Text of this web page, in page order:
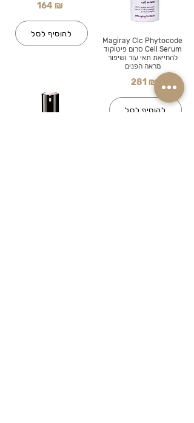
164 ₪
להוסיף לסל
Magiray Clc Phytocode
Cell Serum סרום פיטוקוד
להחייאת תאי עור ושיפור
מראה הפנים
281 ₪
להוסיף לסל